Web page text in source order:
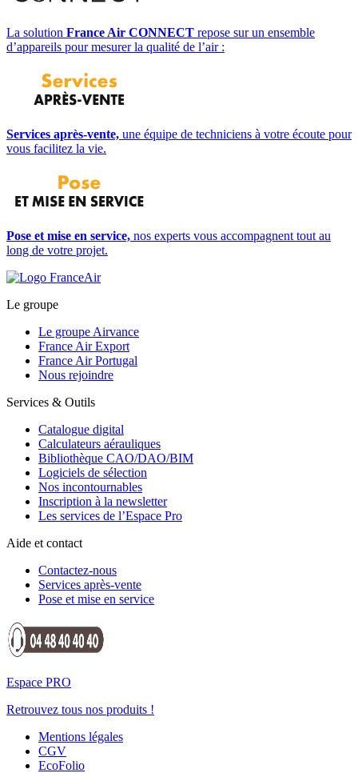
La solution France Air CONNECT repose sur un ensemble
d’appareils pour mesurer la qualité de l’air :
Services après-vente, une équipe de techniciens à votre écoute pour
vous facilitez la vie.
Pose et mise en service, nos experts vous accompagnent tout au
long de votre projet.
Le groupe
Le groupe Airvance
France Air Export
France Air Portugal
Nous rejoindre
Services & Outils
Catalogue digital
Calculateurs aérauliques
Bibliothèque CAO/DAO/BIM
Logiciels de sélection
Nos incontournables
Inscription à la newsletter
Les services de l’Espace Pro
Aide et contact
Contactez-nous
Services après-vente
Pose et mise en service
Espace PRO
Retrouvez tous nos produits !
Mentions légales
CGV
EcoFolio